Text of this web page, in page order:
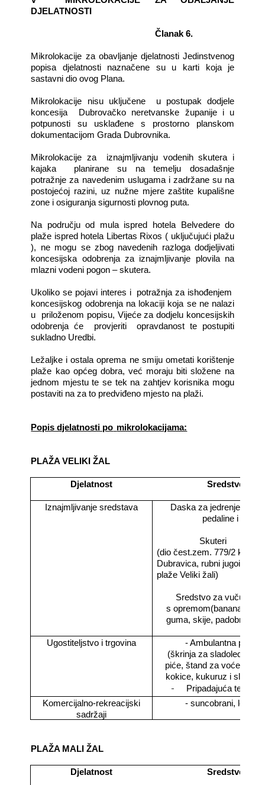
DJELATNOSTI
Članak 6.
Mikrolokacije za obavljanje djelatnosti Jedinstvenog
popisa djelatnosti naznačene su u karti koja je
sastavni dio ovog Plana.
Mikrolokacije nisu uključene
u postupak dodjele
koncesija
Dubrovačko neretvanske županije i u
potpunosti su usklađene s prostorno planskom
dokumentacijom Grada Dubrovnika.
Mikrolokacije za
iznajmljivanju vodenih skutera i
kajaka
planirane su na temelju dosadašnje
potražnje za navedenim uslugama i zadržane su na
postojećoj razini, uz nužne mjere zaštite kupališne
zone i osiguranja sigurnosti plovnog puta.
Na području od mula ispred hotela Belvedere do
plaže ispred hotela Libertas Rixos ( uključujući plažu
), ne mogu se zbog navedenih razloga dodjeljivati
koncesijska odobrenja za iznajmljivanje plovila na
mlazni vodeni pogon – skutera.
Ukoliko se pojavi interes i
potražnja za ishođenjem
koncesijskog odobrenja na lokaciji koja se ne nalazi
u
priloženom popisu, Vijeće za dodjelu koncesijskih
odobrenja će
provjeriti
opravdanost te postupiti
sukladno Uredbi.
Ležaljke i ostala oprema ne smiju ometati korištenje
plaže kao općeg dobra, već moraju biti složene na
jednom mjestu te se tek na zahtjev korisnika mogu
postaviti na za to predviđeno mjesto na plaži.
Popis djelatnosti po mikrolokacijama:
PLAŽA VELIKI ŽAL
Djelatnost Sredstvo
Iznajmljivanje sredstava
Daska za jedrenje,
pedaline i sl.
Skuteri
(dio čest.zem. 779/2 k.o.
Dubravica, rubni jugoistočni
plaže Veliki žali)
Sredstvo za vuču
s opremom(banana,
guma, skije, padobran)
Ugostiteljstvo i trgovina
- Ambulantna
(škrinja za sladoled,
piće, štand za voće,
kokice, kukuruz i sl.
-
Pripadajuća terasa
Komercijalno-rekreacijski
sadržaji
- suncobrani,
PLAŽA MALI ŽAL
Djelatnost Sredstvo